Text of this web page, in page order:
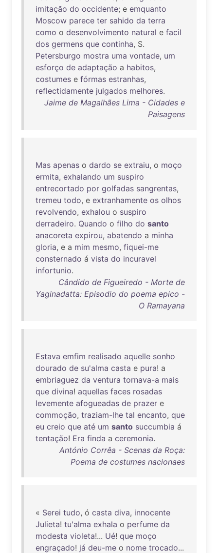
imitação do occidente; e emquanto
Moscow parece ter sahido da terra
como o desenvolvimento natural e facil
dos germens que continha, S.
Petersburgo mostra uma vontade, um
esforço de adaptação a habitos,
costumes e fórmas estranhas,
reflectidamente julgados melhores.
Jaime de Magalhães Lima - Cidades e
Paisagens
Mas apenas o dardo se extraiu, o moço
ermita, exhalando um suspiro
entrecortado por golfadas sangrentas,
tremeu todo, e extranhamente os olhos
revolvendo, exhalou o suspiro
derradeiro. Quando o filho do santo
anacoreta expirou, abatendo a minha
gloria, e a mim mesmo, fiquei-me
consternado á vista do incuravel
infortunio.
Cândido de Figueiredo - Morte de
Yaginadatta: Episodio do poema epico -
O Ramayana
Estava emfim realisado aquelle sonho
dourado de su'alma casta e pura! a
embriaguez da ventura tornava-a mais
que divina! aquellas faces rosadas
levemente afogueadas de prazer e
commoção, traziam-lhe tal encanto, que
eu creio que até um santo succumbia á
tentação! Era finda a ceremonia.
António Corrêa - Scenas da Roça:
Poema de costumes nacionaes
« Serei tudo, ó casta diva, innocente
Julieta! tu'alma exhala o perfume da
modesta violeta!... Ué! que moço
engraçado! já deu-me o nome trocado...